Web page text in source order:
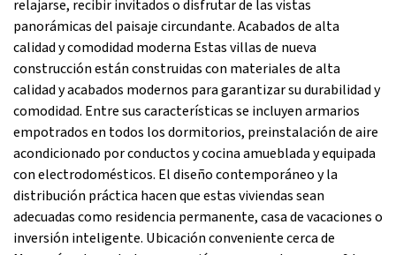
relajarse, recibir invitados o disfrutar de las vistas
panorámicas del paisaje circundante. Acabados de alta
calidad y comodidad moderna Estas villas de nueva
construcción están construidas con materiales de alta
calidad y acabados modernos para garantizar su durabilidad y
comodidad. Entre sus características se incluyen armarios
empotrados en todos los dormitorios, preinstalación de aire
acondicionado por conductos y cocina amueblada y equipada
con electrodomésticos. El diseño contemporáneo y la
distribución práctica hacen que estas viviendas sean
adecuadas como residencia permanente, casa de vacaciones o
inversión inteligente. Ubicación conveniente cerca de